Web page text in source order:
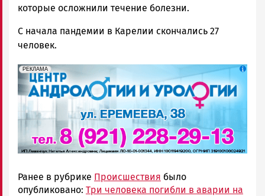
которые осложнили течение болезни.
С начала пандемии в Карелии скончались 27
человек.
erid: 2SDnjek5YUa
РЕКЛАМА
Реклама
Ранее в рубрике Происшествия было
опубликовано: Три человека погибли в аварии на